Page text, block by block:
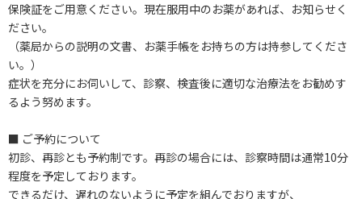
保険証をご用意ください。現在服用中のお薬があれば、お知らせく
ださい。
（薬局からの説明の文書、お薬手帳をお持ちの方は持参してくださ
い。）
症状を充分にお伺いして、診察、検査後に適切な治療法をお勧めす
るよう努めます。
■ ご予約について
初診、再診とも予約制です。再診の場合には、診察時間は通常10分
程度を予定しております。
できるだけ、遅れのないように予定を組んでおりますが、